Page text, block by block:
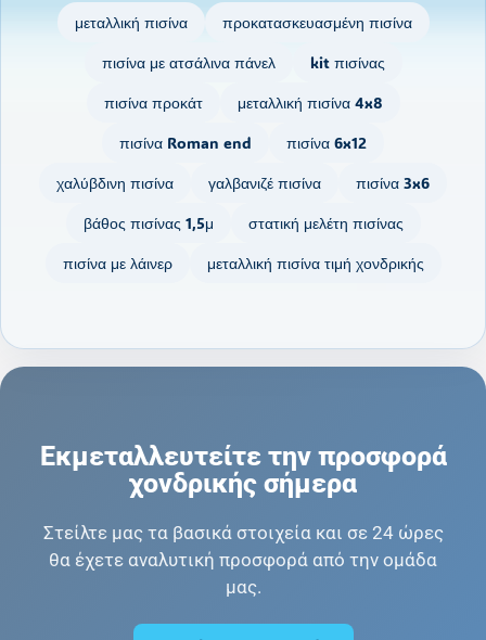
μεταλλική πισίνα
προκατασκευασμένη πισίνα
πισίνα με ατσάλινα πάνελ
kit πισίνας
πισίνα προκάτ
μεταλλική πισίνα 4x8
πισίνα Roman end
πισίνα 6x12
χαλύβδινη πισίνα
γαλβανιζέ πισίνα
πισίνα 3x6
βάθος πισίνας 1,5μ
στατική μελέτη πισίνας
πισίνα με λάινερ
μεταλλική πισίνα τιμή χονδρικής
Εκμεταλλευτείτε την προσφορά
χονδρικής σήμερα
Στείλτε μας τα βασικά στοιχεία και σε 24 ώρες
θα έχετε αναλυτική προσφορά από την ομάδα
μας.